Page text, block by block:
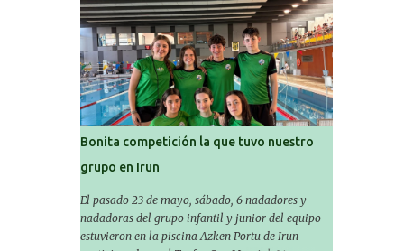
sesiones de mañana y tarde y el domingo sólo de
mañana. Las sesiones de mañana comenzarán a
las 10:00 y las del sábado por la tarde a las 16:30.
Por otro lado, otro grupo pequeño actuará en el
polideportivo Antzizar de Beasain en el XXIIIº
memorial Leire Contreras , en una mañana
popular festiva organizada por el club Igartza. Las
pruebas empezarán a las 10:30, a las 11:30 habrá
pruebas populares australianas y después habrá
un almuerzo para todos y todas las participantes.
competiciones la encontraréis en nuestra web, en
el siguiente enlace:
https://www.es.buruntzaldeaikt.eus/competici%C3
Bonita competición la que tuvo nuestro
grupo en Irun
El pasado 23 de mayo, sábado, 6 nadadores y
nadadoras del grupo infantil y junior del equipo
estuvieron en la piscina Azken Portu de Irun